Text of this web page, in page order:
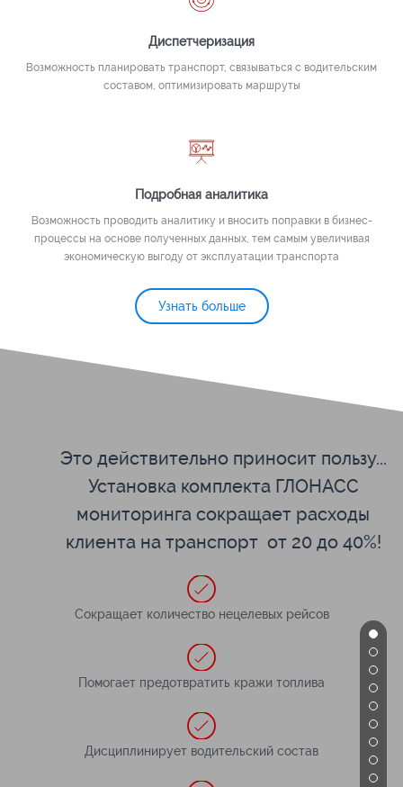
Диспетчеризация
Возможность планировать транспорт, связываться с водительским
составом, оптимизировать маршруты
Подробная аналитика
Возможность проводить аналитику и вносить поправки в бизнес-
процессы на основе полученных данных, тем самым увеличивая
экономическую выгоду от эксплуатации транспорта
Узнать больше
Это действительно приносит пользу...
Установка комплекта ГЛОНАСС
мониторинга сокращает расходы
клиента на транспорт от 20 до 40%!
Сокращает количество нецелевых рейсов
Помогает предотвратить кражи топлива
Дисциплинирует водительский состав